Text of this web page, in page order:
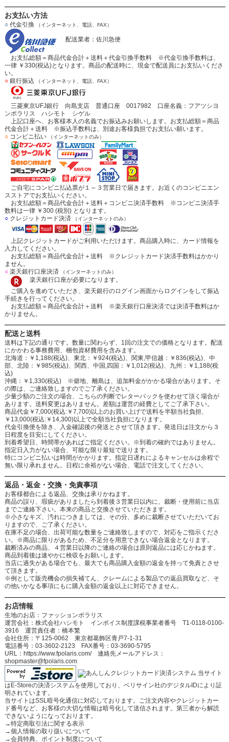
お支払い方法
○代金引換 （インターネット、電話、FAX）
配送業者：佐川急便
お支払総額＝商品代金合計＋送料＋代金引換手数料 ※代金引換手数料は、
一律 ￥330(税込)となります。商品の配送時に、現金で配送員にお支払いくださ
い。
○銀行振込 （インターネット、電話、FAX）
三菱東京UFJ銀行 向島支店 普通口座 0017982 口座名義：フアツシヨ
ンポラリス ハシモト シゲル
上記口座へ、お客様本人の名義でお振込みお願いします。お支払総額＝商品
代金合計＋送料 ※振込手数料は、別途お客様負担でお支払い願います。
○コンビニ払い （インターネットのみ）
ご自宅にコンビニ払込票が１～３営業日で届きます。お近くのコンビニエン
スストアでお支払いください。
お支払総額＝商品代金合計＋送料＋コンビニ決済手数料 ※コンビニ決済手
数料は一律 ￥300 (税別) となります。
○クレジットカード決済 （インターネットのみ）
上記クレジットカードがご利用いただけます。商品購入時に、カード情報を
入力してください。
お支払総額＝商品代金合計＋送料 ※クレジットカード決済手数料はかかり
ません。
○楽天銀行口座決済 （インターネットのみ）
楽天銀行口座が必要になります。
ご購入を進めていただき、楽天銀行のログイン画面からログインをして振込
手続きを行ってください。
お支払総額＝商品代金合計＋送料 ※楽天銀行口座決済では決済手数料はか
かりません。
配送と送料
送料は下記の通りです。数量に関わらず、1回の注文での価格となります。配送
にかかわる事務費用、梱包資材費用を含みます。
北海道：￥1,188(税込)、東北：￥924(税込)、関東,甲信越：￥836(税込)、中
部、北陸：￥985(税込)、関西、中国,四国：￥1,012(税込)、九州：￥1,188(税
込)
沖縄：￥1,330(税込) ※僻地、離島は、追加料金がかかる場合があります。そ
の際は、ご連絡致しますのでご了承ください。
少量少額のご注文の場合、こちらの判断でレターパックを使わせて頂く場合が
あります。送料変更はありません。差額は運営の経費としてご了承下さい。
商品代金￥7,000(税込:￥7,700)以上のお買い上げで送料を半額当社負担、
￥13,000(税込:￥14,300)以上で全額当社負担になります。
代金引換便を除き、入金確認後の発送とさせて頂きます。発送日は注文から３
日程度を目安にしてください。
到着希望日、時間帯があればご指定ください。※到着の確約ではありません。
指定日入力がない場合、可能な限り最短で送ります。
特にコンビニ払いは時間がかかります。指定日遅れによるキャンセルは余程で
無い限り承れません。日程に余裕がない場合、電話で注文してください。
返品・返金・交換・免責事項
お客様都合による返品、交換は承りかねます。
商品の誤り、瑕疵がありましたら到着後３営業日以内に、裁断・使用前に当店
までご連絡下さい。本来の商品と交換させていただきます。
※小さなキズ、汚れにつきましては、その分、多めに裁断させていただいてお
りますので、ご了承ください。
在庫不足の場合、出荷可能な数量をご連絡致しますので、対応をご指示くださ
い。※商品に限りがあるため、不足分を用意できない場合返金となります。
裁断済みの商品、４営業日以降のご連絡の場合は原則返品には応じかねます。
商品到着後は速やかに検収をお願いします。
当店に過失がある場合でも、最大でも商品購入金額の返金を持って免責とさせ
て頂きます。
※例として販売機会の損失補てん、クレームによる製品での返品買取など、そ
の他いかなる事項にもに購入金額の返金以上に対応できません。
お店情報
生地のお店：ファッションポラリス
運営会社：株式会社ハシモト インボイス制度課税事業者番号 T1-0118-0100-
3916 運営責任者：橋本繁
会社住所：〒125-0062 東京都葛飾区青戸7-1-31
電話番号：03-3602-2123 FAX番号：03-3690-5795
URL：https://www.fpolaris.com/ 連絡先メールアドレス：
shopmaster@fpolaris.com
当サイト
はE-Storeの決済システムを使用しており、ベリサイン社のデジタルIDにより証
明されています。
当サイトはSSL暗号化通信に対応しております。ご注文内容やクレジットカー
ド番号など、お客様の大切な情報は暗号化して送信されます。第三者から解読
できないようになっております。
→特定商取引法に関する表示
→個人情報の取り扱いについて
→会員特典、ポイント制度について